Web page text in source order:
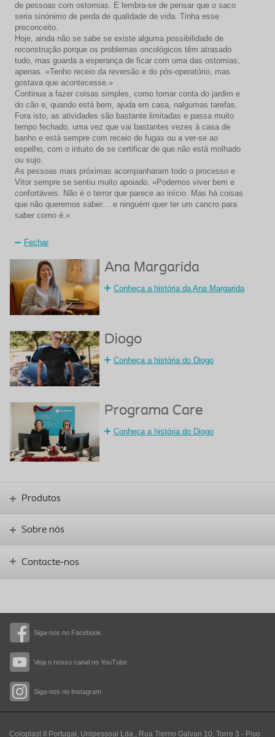
de pessoas com ostomias. E lembra-se de pensar que o saco
seria sinónimo de perda de qualidade de vida. Tinha esse
preconceito.
Hoje, ainda não se sabe se existe alguma possibilidade de
reconstrução porque os problemas oncológicos têm atrasado
tudo, mas guarda a esperança de ficar com uma das ostomias,
apenas. «Tenho receio da reversão e do pós-operatório, mas
gostava que acontecesse.»
Continua a fazer coisas simples, como tomar conta do jardim e
do cão e, quando está bem, ajuda em casa, nalgumas tarefas.
Fora isto, as atividades são bastante limitadas e passa muito
tempo fechado, uma vez que vai bastantes vezes à casa de
banho e está sempre com receio de fugas ou a ver-se ao
espelho, com o intuito de se certificar de que não está molhado
ou sujo.
As pessoas mais próximas acompanharam todo o processo e
Vitor sempre se sentiu muito apoiado. «Podemos viver bem e
confortáveis. Não é o terror que parece ao início. Mas há coisas
que não queremos saber… e ninguém quer ter um cancro para
saber como é.»
Fechar
Ana Margarida
Conheça a história da Ana Margarida
Diogo
Conheça a história do Diogo
Programa Care
Conheça a história do Diogo
Siga-nos no Facebook
Veja o nosso canal no YouTube
Siga-nos no Instagram
Produtos
Sobre nós
Contacte-nos
Coloplast II Portugal, Unipessoal Lda., Rua Tierno Galvan 10, Torre 3 - Piso